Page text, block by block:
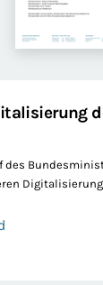
des